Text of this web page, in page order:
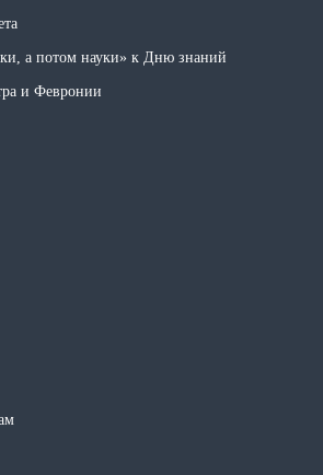
а потом науки» к Дню знаний
и Февронии